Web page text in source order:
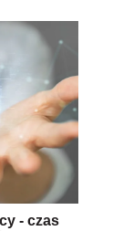
- czas